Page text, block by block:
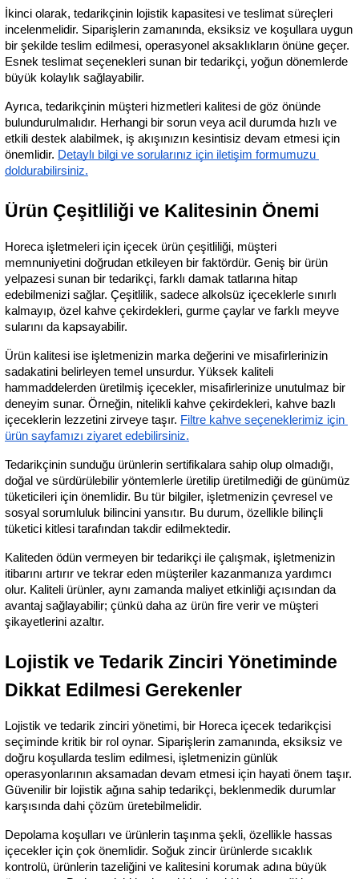
İkinci olarak, tedarikçinin lojistik kapasitesi ve teslimat süreçleri
incelenmelidir. Siparişlerin zamanında, eksiksiz ve koşullara uygun
bir şekilde teslim edilmesi, operasyonel aksaklıkların önüne geçer.
Esnek teslimat seçenekleri sunan bir tedarikçi, yoğun dönemlerde
büyük kolaylık sağlayabilir.
Ayrıca, tedarikçinin müşteri hizmetleri kalitesi de göz önünde
bulundurulmalıdır. Herhangi bir sorun veya acil durumda hızlı ve
etkili destek alabilmek, iş akışınızın kesintisiz devam etmesi için
önemlidir. Detaylı bilgi ve sorularınız için iletişim formumuzu
doldurabilirsiniz.
Ürün Çeşitliliği ve Kalitesinin Önemi
Horeca işletmeleri için içecek ürün çeşitliliği, müşteri
memnuniyetini doğrudan etkileyen bir faktördür. Geniş bir ürün
yelpazesi sunan bir tedarikçi, farklı damak tatlarına hitap
edebilmenizi sağlar. Çeşitlilik, sadece alkolsüz içeceklerle sınırlı
kalmayıp, özel kahve çekirdekleri, gurme çaylar ve farklı meyve
sularını da kapsayabilir.
Ürün kalitesi ise işletmenizin marka değerini ve misafirlerinizin
sadakatini belirleyen temel unsurdur. Yüksek kaliteli
hammaddelerden üretilmiş içecekler, misafirlerinize unutulmaz bir
deneyim sunar. Örneğin, nitelikli kahve çekirdekleri, kahve bazlı
içeceklerin lezzetini zirveye taşır. Filtre kahve seçeneklerimiz için
ürün sayfamızı ziyaret edebilirsiniz.
Tedarikçinin sunduğu ürünlerin sertifikalara sahip olup olmadığı,
doğal ve sürdürülebilir yöntemlerle üretilip üretilmediği de günümüz
tüketicileri için önemlidir. Bu tür bilgiler, işletmenizin çevresel ve
sosyal sorumluluk bilincini yansıtır. Bu durum, özellikle bilinçli
tüketici kitlesi tarafından takdir edilmektedir.
Kaliteden ödün vermeyen bir tedarikçi ile çalışmak, işletmenizin
itibarını artırır ve tekrar eden müşteriler kazanmanıza yardımcı
olur. Kaliteli ürünler, aynı zamanda maliyet etkinliği açısından da
avantaj sağlayabilir; çünkü daha az ürün fire verir ve müşteri
şikayetlerini azaltır.
Lojistik ve Tedarik Zinciri Yönetiminde
Dikkat Edilmesi Gerekenler
Lojistik ve tedarik zinciri yönetimi, bir Horeca içecek tedarikçisi
seçiminde kritik bir rol oynar. Siparişlerin zamanında, eksiksiz ve
doğru koşullarda teslim edilmesi, işletmenizin günlük
operasyonlarının aksamadan devam etmesi için hayati önem taşır.
Güvenilir bir lojistik ağına sahip tedarikçi, beklenmedik durumlar
karşısında dahi çözüm üretebilmelidir.
Depolama koşulları ve ürünlerin taşınma şekli, özellikle hassas
içecekler için çok önemlidir. Soğuk zincir ürünlerde sıcaklık
kontrolü, ürünlerin tazeliğini ve kalitesini korumak adına büyük